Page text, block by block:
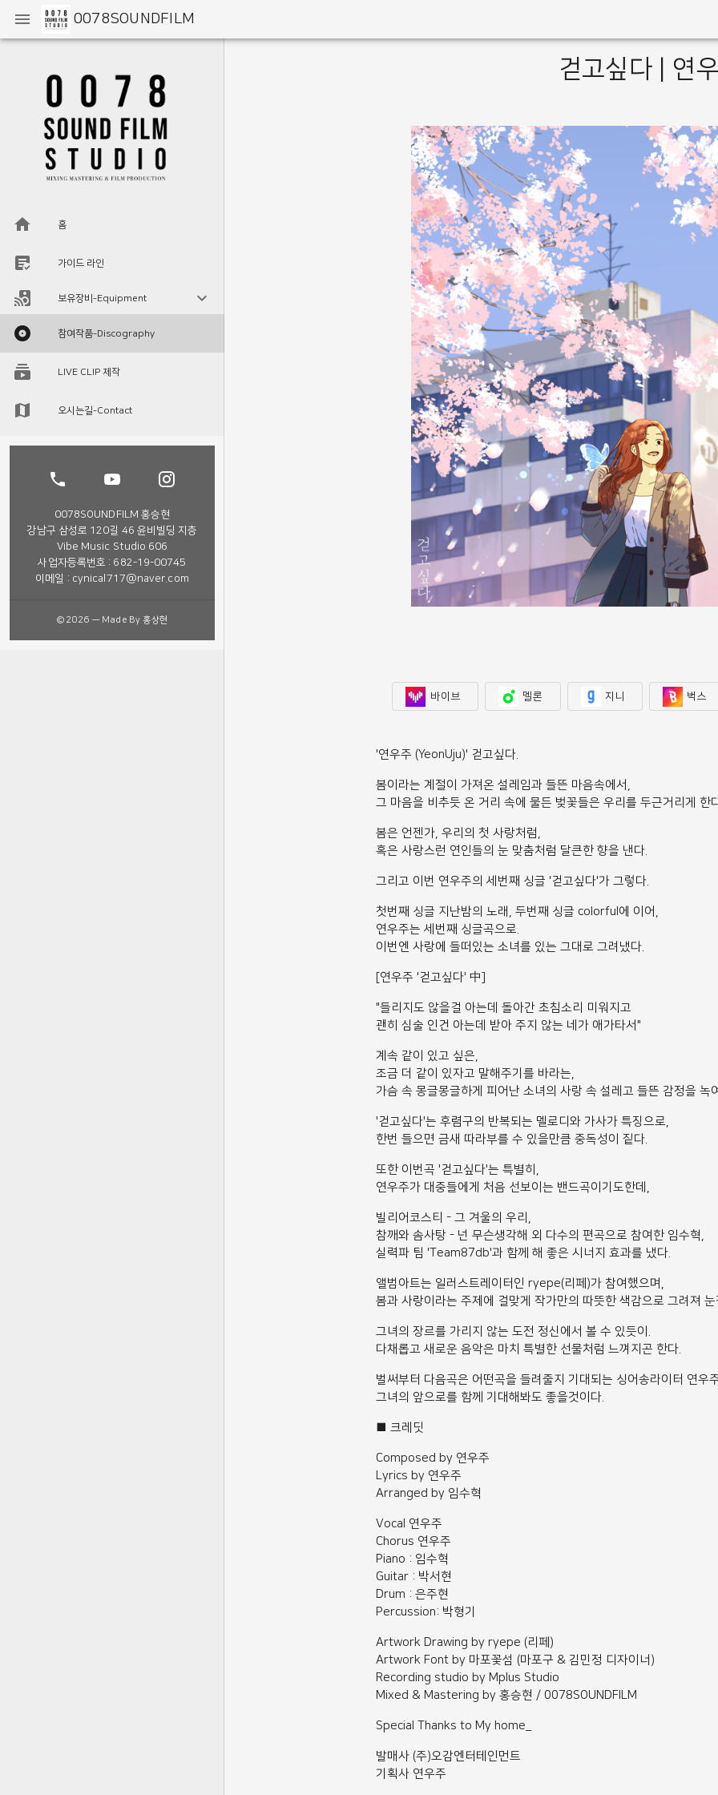
홈
가이드 라인
보유장비-Equipment
참여작품-Discography
LIVE CLIP 제작
오시는길-Contact
0078SOUNDFILM 홍승현
강남구 삼성로 120길 46 윤비빌딩 지층
Vibe Music Studio 606
사업자등록번호 : 682-19-00745
이메일 : cynical717@naver.com
©2026 — Made By 홍상현
0078SOUNDFILM
걷고싶다 | 연
바이브 멜론 지니 벅스
'연우주 (YeonUju)' 걷고싶다.
봄이라는 계절이 가져온 설레임과 들뜬 마음속에서,
그 마음을 비추듯 온 거리 속에 물든 벚꽃들은 우리를 두근거리게 한
봄은 언젠가, 우리의 첫 사랑처럼,
혹은 사랑스런 연인들의 눈 맞춤처럼 달큰한 향을 낸다.
그리고 이번 연우주의 세번째 싱글 '걷고싶다'가 그렇다.
첫번째 싱글 지난밤의 노래, 두번째 싱글 colorful에 이어,
연우주는 세번째 싱글곡으로.
이번엔 사랑에 들떠있는 소녀를 있는 그대로 그려냈다.
[연우주 '걷고싶다' 中]
"들리지도 않을걸 아는데 돌아간 초침소리 미워지고
괜히 심술 인건 아는데 받아 주지 않는 네가 애가타서"
계속 같이 있고 싶은,
조금 더 같이 있자고 말해주기를 바라는,
가슴 속 몽글몽글하게 피어난 소녀의 사랑 속 설레고 들뜬 감정을 녹
'걷고싶다'는 후렴구의 반복되는 멜로디와 가사가 특징으로,
한번 들으면 금새 따라부를 수 있을만큼 중독성이 짙다.
또한 이번곡 '걷고싶다'는 특별히,
연우주가 대중들에게 처음 선보이는 밴드곡이기도한데,
빌리어코스티 - 그 겨울의 우리,
참깨와 솜사탕 - 넌 무슨생각해 외 다수의 편곡으로 참여한 임수혁,
실력파 팀 'Team87db'과 함께 해 좋은 시너지 효과를 냈다.
앨범아트는 일러스트레이터인 ryepe(리페)가 참여했으며,
봄과 사랑이라는 주제에 걸맞게 작가만의 따뜻한 색감으로 그려져
그녀의 장르를 가리지 않는 도전 정신에서 볼 수 있듯이.
다채롭고 새로운 음악은 마치 특별한 선물처럼 느껴지곤 한다.
벌써부터 다음곡은 어떤곡을 들려줄지 기대되는 싱어송라이터 연우
그녀의 앞으로를 함께 기대해봐도 좋을것이다.
■ 크레딧
Composed by 연우주
Lyrics by 연우주
Arranged by 임수혁
Vocal 연우주
Chorus 연우주
Piano : 임수혁
Guitar : 박서현
Drum : 은주현
Percussion: 박형기
Artwork Drawing by ryepe (리페)
Artwork Font by 마포꽃섬 (마포구 & 김민정 디자이너)
Recording studio by Mplus Studio
Mixed & Mastering by 홍승현 / 0078SOUNDFILM
Special Thanks to My home_
발매사 (주)오감엔터테인먼트
기획사 연우주